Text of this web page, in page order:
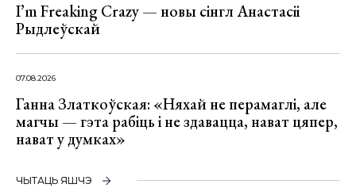
I’m Freaking Crazy — новы сінгл Анастасіі
Рыдлеўскай
07.08.2026
Ганна Златкоўская: «Няхай не перамаглі, але
магчы — гэта рабіць і не здавацца, нават цяпер,
нават у думках»
ЧЫТАЦЬ ЯШЧЭ